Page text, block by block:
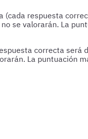
(cada respuesta
se valorarán. La
correcta será
La puntuación